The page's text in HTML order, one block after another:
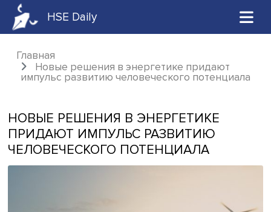
HSE Daily
Главная
Новые решения в энергетике придают
НОВЫЕ РЕШЕНИЯ В ЭНЕРГЕТИКЕ
ПРИДАЮТ ИМПУЛЬС РАЗВИТИЮ
ЧЕЛОВЕЧЕСКОГО ПОТЕНЦИАЛА